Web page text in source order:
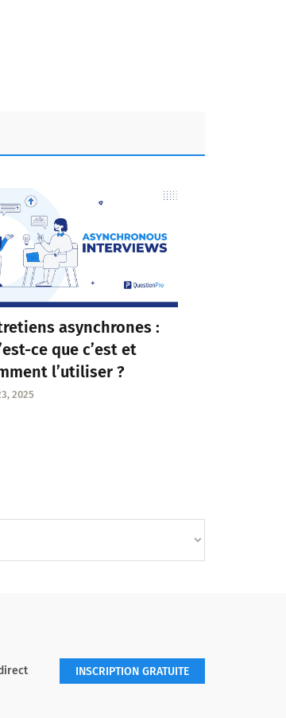
asynchrones :
ce que c’est et
l’utiliser ?
2025
INSCRIPTION GRATUITE